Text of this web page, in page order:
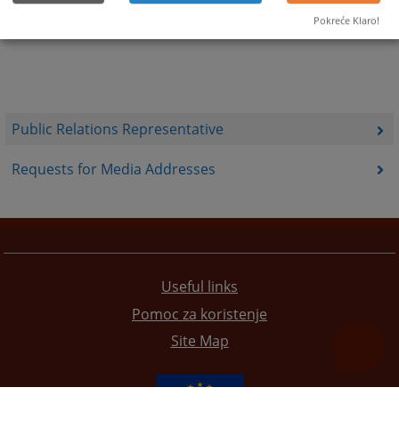
Public Relations Representative
Requests for Media Addresses
Useful links
Pomoc za koristenje
Site Map
Pokreće Klaro!